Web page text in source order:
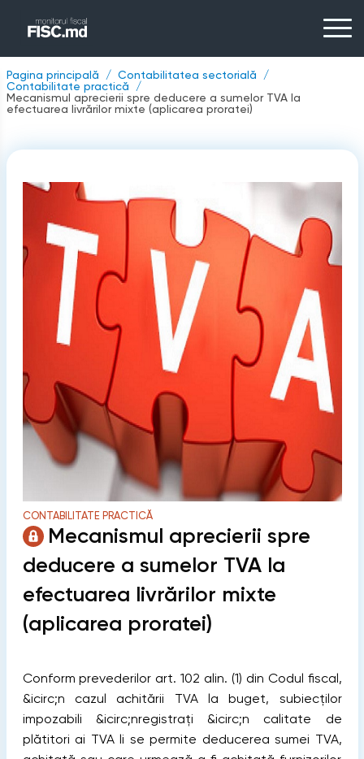
Pagina principală
Contabilitatea sectorială
Contabilitate practică
Mecanismul aprecierii spre deducere a sumelor TVA la
efectuarea livrărilor mixte (aplicarea proratei)
CONTABILITATE PRACTICĂ
Mecanismul aprecierii spre
deducere a sumelor TVA la
efectuarea livrărilor mixte
(aplicarea proratei)
Conform prevederilor art. 102 alin. (1) din Codul fiscal,
&icirc;n cazul achitării TVA la buget, subiecţilor
impozabili &icirc;nregistraţi &icirc;n calitate de
plătitori ai TVA li se permite deducerea sumei TVA,